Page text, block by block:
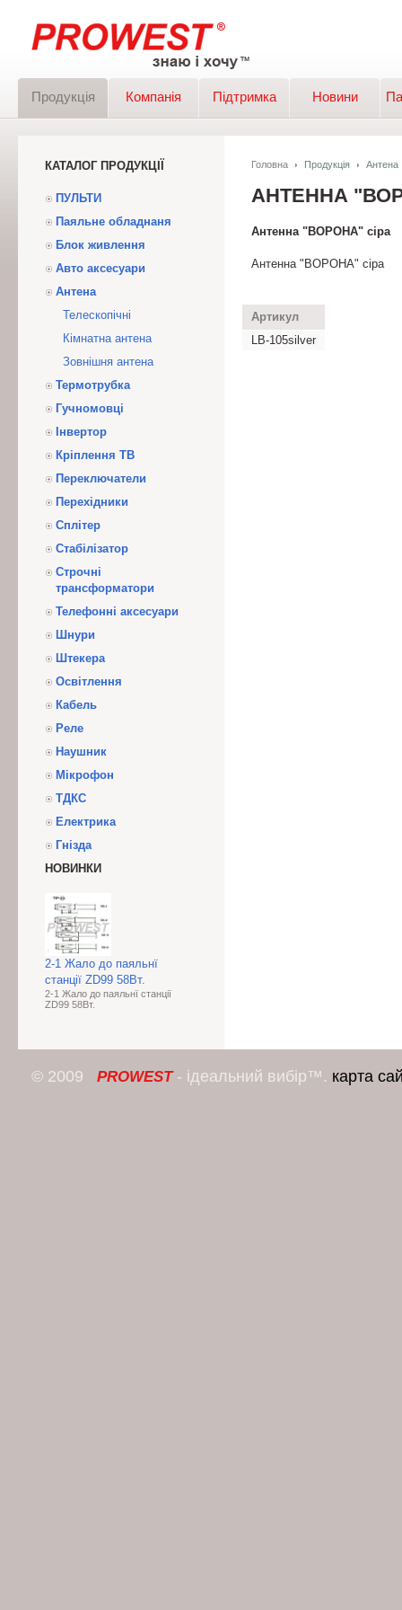
Продукція Компанія Підтримка Новини
КАТАЛОГ ПРОДУКЦІЇ
ПУЛЬТИ
Паяльне обладнаня
Блок живлення
Авто аксесуари
Антена
Телескопічні
Кімнатна антена
Зовнішня антена
Термотрубка
Гучномовці
Інвертор
Кріплення ТВ
Переключатели
Перехідники
Сплітер
Стабілізатор
Строчні
трансформатори
Телефонні аксесуари
Шнури
Штекера
Освітлення
Кабель
Реле
Наушник
Мікрофон
ТДКС
Електрика
Гнізда
НОВИНКИ
2-1 Жало до паяльнї
станції ZD99 58Bт.
2-1 Жало до паяльнї станції
ZD99 58Bт.
Головна Продукція Антена
АНТЕННА
Антенна "ВОРОНА" сіра
Антенна "ВОРОНА" сіра
Артикул
LB-105silver
© 2009 PROWEST- ідеальний вибір™. карта